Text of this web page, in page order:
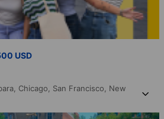
USD
Chicago, San Francisco, New